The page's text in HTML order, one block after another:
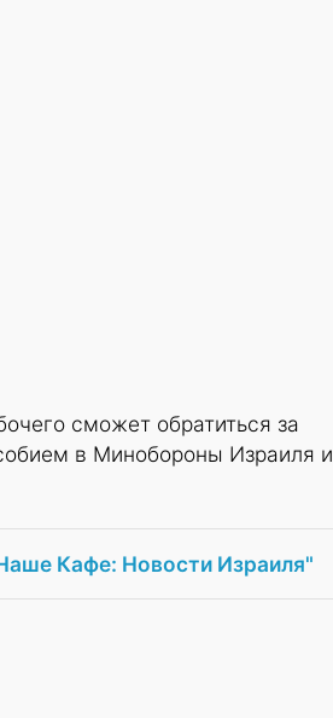
сможет обратиться за
в Минобороны Израиля и
Кафе: Новости Израиля"